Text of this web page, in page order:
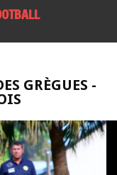
GRÈGUES -